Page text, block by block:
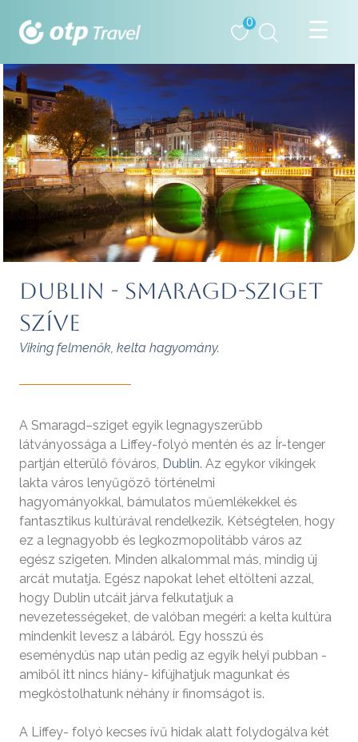
0
Dublin - Smaragd-sziget
szíve
Viking felmenők, kelta hagyomány.
A Smaragd–sziget egyik legnagyszerűbb
látványossága a Liffey-folyó mentén és az Ír-tenger
partján elterülő főváros, Dublin. Az egykor vikingek
lakta város lenyűgöző történelmi
hagyományokkal, bámulatos műemlékekkel és
fantasztikus kultúrával rendelkezik. Kétségtelen, hogy
ez a legnagyobb és legkozmopolitább város az
egész szigeten. Minden alkalommal más, mindig új
arcát mutatja. Egész napokat lehet eltölteni azzal,
hogy Dublin utcáit járva felkutatjuk a
nevezetességeket, de valóban megéri: a kelta kultúra
mindenkit levesz a lábáról. Egy hosszú és
eseménydús nap után pedig az egyik helyi pubban -
amiből itt nincs hiány- kifújhatjuk magunkat és
megkóstolhatunk néhány ír finomságot is.
A Liffey- folyó kecses ívű hidak alatt folydogálva két